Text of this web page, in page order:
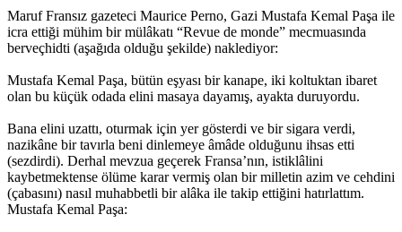
Maruf Fransız gazeteci Maurice Perno, Gazi Mustafa Kemal Paşa ile
icra ettiği mühim bir mülâkatı “Revue de monde” mecmuasında
berveçhidti (aşağıda olduğu şekilde) naklediyor:
Mustafa Kemal Paşa, bütün eşyası bir kanape, iki koltuktan ibaret
olan bu küçük odada elini masaya dayamış, ayakta duruyordu.
Bana elini uzattı, oturmak için yer gösterdi ve bir sigara verdi,
nazikâne bir tavırla beni dinlemeye âmâde olduğunu ihsas etti
(sezdirdi). Derhal mevzua geçerek Fransa’nın, istiklâlini
kaybetmektense ölüme karar vermiş olan bir milletin azim ve cehdini
(çabasını) nasıl muhabbetli bir alâka ile takip ettiğini hatırlattım.
Mustafa Kemal Paşa: